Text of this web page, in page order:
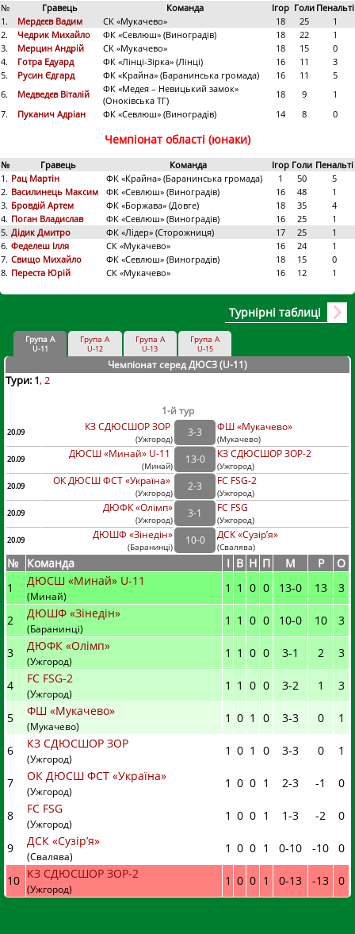
№ Гравець Команда Ігор Голи Пенальті
1.
Мердєєв Вадим СК «Мукачево» 18 25
1
2.
Чедрик Михайло ФК «Севлюш» (Виноградів) 18 22
1
3.
Мерцин Андрій СК «Мукачево» 18 15
0
4.
Готра Едуард ФК «Лінці-Зірка» (Лінці) 16 11
3
5.
Русин Єдгард ФК «Крайна» (Баранинська громада) 16 11
5
6.
Медведєв Віталій
ФК «Медея – Невицький замок»
(Оноківська ТГ)
18 9
1
7.
Пуканич Адріан ФК «Севлюш» (Виноградів) 14 8 0
Чемпіонат області (юнаки)
№ Гравець Команда Ігор Голи Пенальті
1. Рац Мартін ФК «Крайна» (Баранинська громада) 1 50
5
2. Василинець Максим ФК «Севлюш» (Виноградів) 16 48
1
3. Бровдій Артем ФК «Боржава» (Довге) 18 35
4
4. Поган Владислав ФК «Севлюш» (Виноградів) 16 25
1
5. Дідик Дмитро ФК «Лідер» (Сторожниця) 17 25
1
6. Феделеш Ілля СК «Мукачево» 16 24
1
7. Свищо Михайло ФК «Севлюш» (Виноградів) 18 15
0
8. Переста Юрій СК «Мукачево» 16 12 1
Турнірні таблиці
Група А
U-11
Група А
U-12
Група А
U-13
Група А
U-15
Чемпіонат серед ДЮСЗ (U-11)
Тури: 1 2
1-й тур
20.09 КЗ СДЮСШОР ЗОР
(Ужгород)
3-3 ФШ «Мукачево»
(Мукачево)
20.09
ДЮСШ «Минай» U-11
(Минай)
13-0 КЗ СДЮСШОР ЗОР-2
(Ужгород)
20.09
ОК ДЮСШ ФСТ «Україна»
(Ужгород)
2-3 FC FSG-2
(Ужгород)
20.09
ДЮФК «Олімп»
(Ужгород)
3-1 FC FSG
(Ужгород)
20.09
ДЮШФ «Зінедін»
(Баранинці)
10-0 ДСК «Сузір’я»
(Свалява)
№ Команда I В Н П М Р
О
1
ДЮСШ «Минай» U-11
(Минай)
1 1 0 0 13-0 13 3
2 ДЮШФ «Зінедін»
(Баранинці)
1 1 0 0 10-0 10 3
3 ДЮФК «Олімп»
(Ужгород)
1 1 0 0 3-1 2 3
4 FC FSG-2
(Ужгород)
1 1 0 0 3-2 1 3
5 ФШ «Мукачево»
(Мукачево)
1 0 1 0 3-3 0 1
6 КЗ СДЮСШОР ЗОР
(Ужгород)
1 0 1 0 3-3 0 1
7 ОК ДЮСШ ФСТ «Україна»
(Ужгород)
1 0 0 1 2-3 -1 0
8 FC FSG
(Ужгород)
1 0 0 1 1-3 -2 0
9 ДСК «Сузір’я»
(Свалява)
1 0 0 1 0-10 -10 0
10 КЗ СДЮСШОР ЗОР-2
(Ужгород)
1 0 0 1 0-13 -13 0